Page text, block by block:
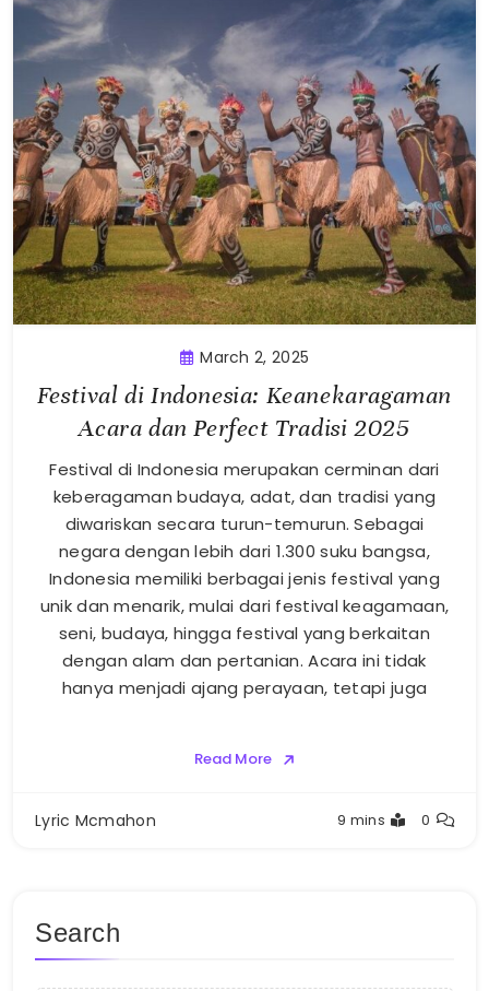
March 2, 2025
Festival di Indonesia: Keanekaragaman
Acara dan Perfect Tradisi 2025
Festival di Indonesia merupakan cerminan dari
keberagaman budaya, adat, dan tradisi yang
diwariskan secara turun-temurun. Sebagai
negara dengan lebih dari 1.300 suku bangsa,
Indonesia memiliki berbagai jenis festival yang
unik dan menarik, mulai dari festival keagamaan,
seni, budaya, hingga festival yang berkaitan
dengan alam dan pertanian. Acara ini tidak
hanya menjadi ajang perayaan, tetapi juga
Read More
Lyric Mcmahon 9 mins 0
Search